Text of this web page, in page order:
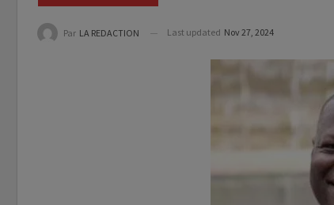
Par LA REDACTION Last updated Nov 27, 2024